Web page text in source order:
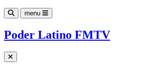
menu
Poder Latino FMTV